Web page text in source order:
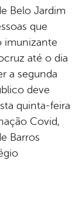
Belo Jardim
que
imunizante
até o dia
a segunda
deve
quinta-feira
Covid,
Barros